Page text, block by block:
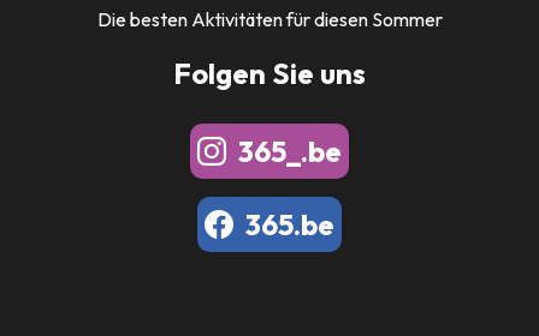
Die besten Aktivitäten für diesen Sommer
Folgen Sie uns
365_.be
365.be